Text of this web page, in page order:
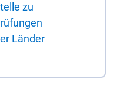
zu
Länder